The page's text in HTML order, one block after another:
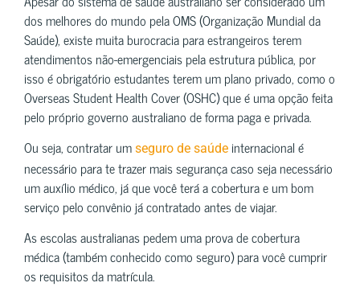
dos melhores do mundo pela OMS (Organização Mundial da
Saúde), existe muita burocracia para estrangeiros terem
atendimentos não-emergenciais pela estrutura pública, por
isso é obrigatório estudantes terem um plano privado, como o
Overseas Student Health Cover (OSHC) que é uma opção feita
pelo próprio governo australiano de forma paga e privada.
Ou seja, contratar um seguro de saúde internacional é
necessário para te trazer mais segurança caso seja necessário
um auxílio médico, já que você terá a cobertura e um bom
serviço pelo convênio já contratado antes de viajar.
As escolas australianas pedem uma prova de cobertura
médica (também conhecido como seguro) para você cumprir
os requisitos da matrícula.